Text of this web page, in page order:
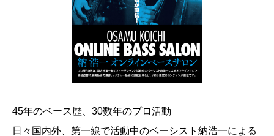
45年のベース歴、30数年のプロ活動
日々国内外、第一線で活動中のベーシスト納浩一による